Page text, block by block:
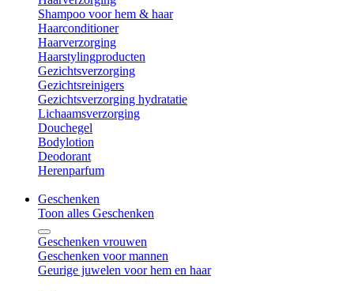
Shampoo voor hem & haar
Haarconditioner
Haarverzorging
Haarstylingproducten
Gezichtsverzorging
Gezichtsreinigers
Gezichtsverzorging hydratatie
Lichaamsverzorging
Douchegel
Bodylotion
Deodorant
Herenparfum
Geschenken
Toon alles Geschenken
Geschenken vrouwen
Geschenken voor mannen
Geurige juwelen voor hem en haar